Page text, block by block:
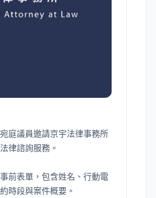
庭議員邀請京宇法律事務所
律諮詢服務。
前表單，包含姓名、行動電
時段與案件概要。